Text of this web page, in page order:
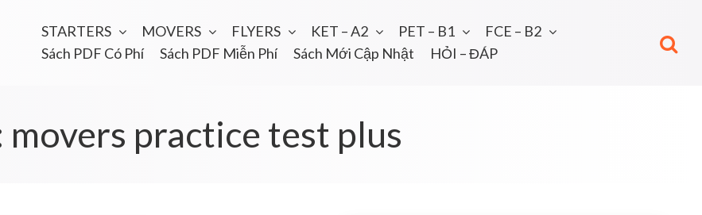
STARTERS MOVERS FLYERS KET – A2 PET – B1
FCE – B2
Sách PDF Có Phí
Sách PDF Miễn Phí Sách Mới Cập Nhật HỎI – ĐÁP
movers practice test plus